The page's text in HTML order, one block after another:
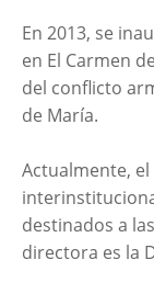
En 2013, se
en El Carmen
del conflicto
de María.
Actualmente,
destinados a
directora es la